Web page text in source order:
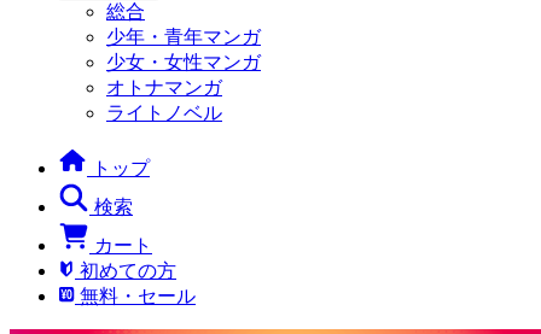
総合
少年・青年マンガ
少女・女性マンガ
オトナマンガ
ライトノベル
トップ
検索
カート
初めての方
無料・セール